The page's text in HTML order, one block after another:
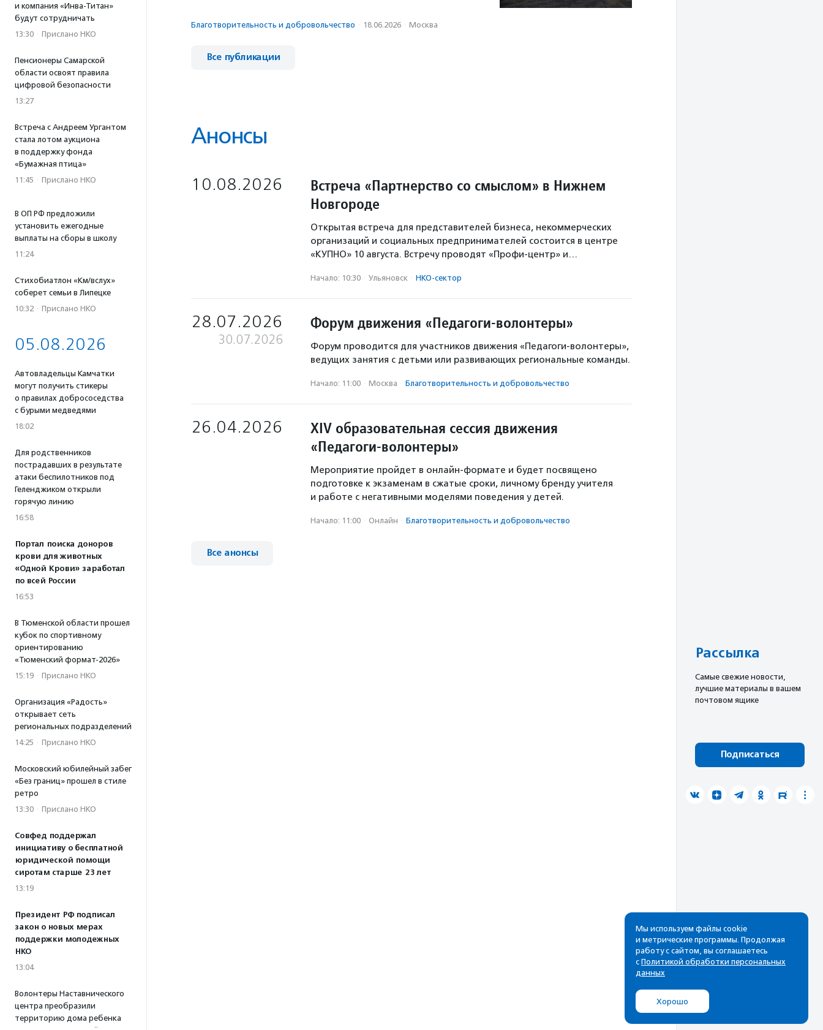
и компания «Инва-Титан»
будут сотрудничать
13:30 · Прислано НКО
Пенсионеры Самарской
области освоят правила
цифровой безопасности
13:27
Встреча с Андреем Ургантом
стала лотом аукциона
в поддержку фонда
«Бумажная птица»
11:45 · Прислано НКО
В ОП РФ предложили
установить ежегодные
выплаты на сборы в школу
11:24
Стихобиатлон «Км/вслух»
соберет семьи в Липецке
10:32 · Прислано НКО
05.08.2026
Автовладельцы Камчатки
могут получить стикеры
о правилах добрососедства
с бурыми медведями
18:02
Для родственников
пострадавших в результате
атаки беспилотников под
Геленджиком открыли
горячую линию
16:58
Портал поиска доноров
крови для животных
«Одной Крови» заработал
по всей России
16:53
В Тюменской области прошел
кубок по спортивному
ориентированию
«Тюменский формат-2026»
15:19 · Прислано НКО
Организация «Радость»
открывает сеть
региональных подразделений
14:25 · Прислано НКО
Московский юбилейный забег
«Без границ» прошел в стиле
ретро
13:30 · Прислано НКО
Совфед поддержал
инициативу о бесплатной
юридической помощи
сиротам старше 23 лет
13:19
Президент РФ подписал
закон о новых мерах
поддержки молодежных
НКО
13:04
Волонтеры Наставнического
центра преобразили
территорию дома ребенка
Благотвори­тель­ность и доброволь­чест­во · 18.06.2026 · Москва
Все публикации
Анонсы
10.08.2026
Встреча «Партнерство со смыслом» в Нижнем
Новгороде
Открытая встреча для представителей бизнеса, некоммерческих
организаций и социальных предпринимателей состоится в центре
«КУПНО» 10 августа. Встречу проводят «Профи-центр» и…
Начало: 10:30 · Ульяновск · НКО-сектор
28.07.2026
30.07.2026
Форум движения «Педагоги-волонтеры»
Форум проводится для участников движения «Педагоги-волонтеры»,
ведущих занятия с детьми или развивающих региональные команды.
Начало: 11:00 · Москва · Благотвори­тель­ность и доброволь­чест­во
26.04.2026
XIV образовательная сессия движения
«Педагоги-волонтеры»
Мероприятие пройдет в онлайн-формате и будет посвящено
подготовке к экзаменам в сжатые сроки, личному бренду учителя
и работе с негативными моделями поведения у детей.
Начало: 11:00 · Онлайн · Благотвори­тель­ность и доброволь­чест­во
Все анонсы
Рассылка
Cамые свежие новости,
лучшие материалы в вашем
почтовом ящике
Подписаться
Мы используем файлы cookie
и метрические программы. Продолжая
работу с сайтом, вы соглашаетесь
с Политикой обработки персональных
данных
Хорошо